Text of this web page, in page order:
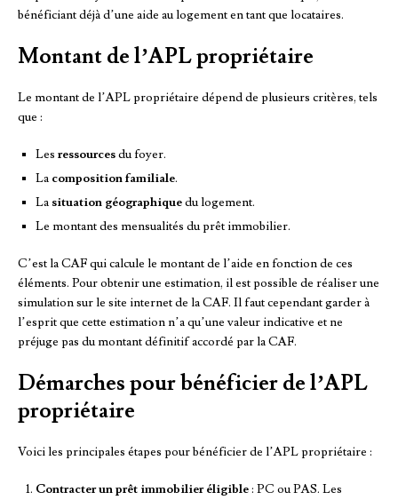
bénéficiant déjà d’une aide au logement en tant que locataires.
Montant de l’APL propriétaire
Le montant de l’APL propriétaire dépend de plusieurs critères, tels
que :
Les ressourcesdu foyer.
La composition familiale.
La situation géographiquedu logement.
Le montant des mensualités du prêt immobilier.
C’est la CAF qui calcule le montant de l’aide en fonction de ces
éléments. Pour obtenir une estimation, il est possible de réaliser une
simulation sur le site internet de la CAF. Il faut cependant garder à
l’esprit que cette estimation n’a qu’une valeur indicative et ne
préjuge pas du montant définitif accordé par la CAF.
Démarches pour bénéficier de l’APL
propriétaire
Voici les principales étapes pour bénéficier de l’APL propriétaire :
Contracter un prêt immobilier éligible: PC ou PAS. Les